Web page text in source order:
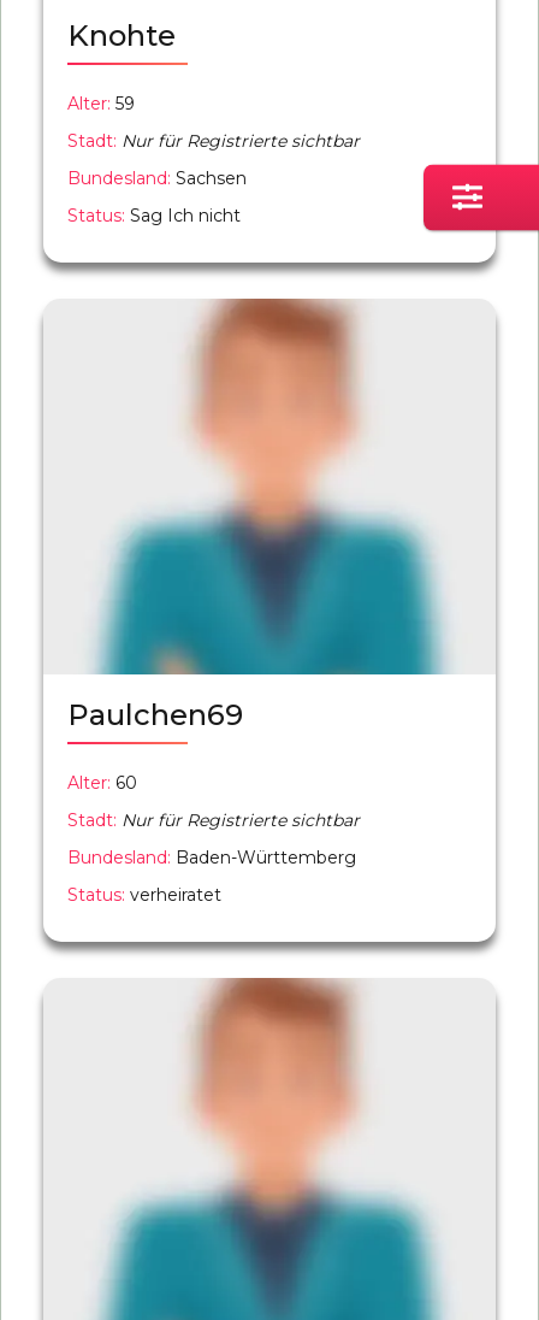
Knohte
Alter: 59
Stadt: Nur für Registrierte sichtbar
Bundesland: Sachsen
Status: Sag Ich nicht
Paulchen69
Alter: 60
Stadt: Nur für Registrierte sichtbar
Bundesland: Baden-Württemberg
Status: verheiratet